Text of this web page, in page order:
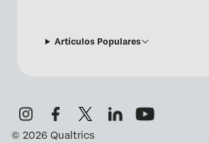
Artículos Populares
© 2026 Qualtrics